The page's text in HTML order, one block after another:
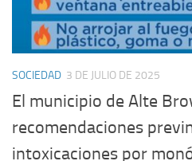
SOCIEDAD 3 DE JULIO DE 2025
El municipio de Alte
recomendaciones
intoxicaciones por